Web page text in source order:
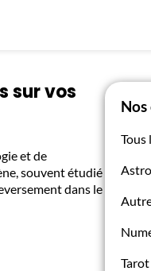
sur vos
et de
souvent étudié
dans le
Tous
Tarot